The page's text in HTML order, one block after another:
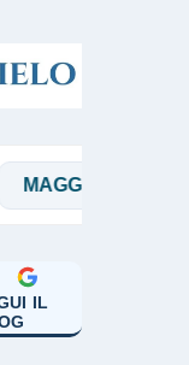
MANICARDI
IL